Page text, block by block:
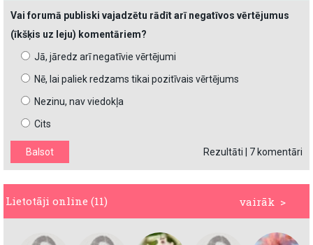
Vai forumā publiski vajadzētu rādīt arī negatīvos vērtējumus
(īkšķis uz leju) komentāriem?
Jā, jāredz arī negatīvie vērtējumi
Nē, lai paliek redzams tikai pozitīvais vērtējums
Nezinu, nav viedokļa
Cits
Rezultāti 7 komentāri
vairāk >
Lietotāji online (11)